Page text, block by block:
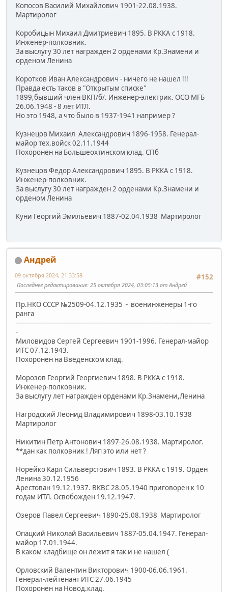
Копосов Василий Михайлович 1901-22.08.1938.
Мартиролог
Коробицын Михаил Дмитриевич 1895. В РККА с 1918.
Инженер-полковник.
За выслугу 30 лет награжден 2 орденами Кр.Знамени и
орденом Ленина
Коротков Иван Александрович - ничего не нашел !!!
Правда есть таков в "Открытым списке"
1899,бывший член ВКП/б/. Инженер-электрик. ОСО МГБ
26.06.1948 - 8 лет ИТЛ.
Но это 1948, а что было в 1937-1941 например ?
Кузнецов Михаил Александрович 1896-1958. Генерал-
майор тех.войск 02.11.1944
Похоронен на Большеохтинском клад. СПб
Кузнецов Федор Александрович 1895. В РККА с 1918.
Инженер-полковник.
За выслугу 30 лет награжден 2 орденами Кр.Знамени и
орденом Ленина
Куни Георгий Эмильевич 1887-02.04.1938 Мартиролог
Андрей
#152
09 октября 2024, 21:33:58
Последнее редактирование: 25 октября 2024, 03:05:13 от Андрей
Пр.НКО СССР №2509-04.12.1935 - военинженеры 1-го
ранга
------------------------------------------------------------------------------------------------
-
Миловидов Сергей Сергеевич 1901-1996. Генерал-майор
ИТС 07.12.1943.
Похоронен на Введенском клад.
Морозов Георгий Георгиевич 1898. В РККА с 1918.
Инженер-полковник.
За выслугу лет награжден орденами Кр.Знамени,Ленина
Нагродский Леонид Владимирович 1898-03.10.1938
Мартиролог
Никитин Петр Антонович 1897-26.08.1938. Мартиролог.
**дан как полковник ! Ляп это или нет ?
Норейко Карл Сильверстович 1893. В РККА с 1919. Орден
Ленина 30.12.1956
Арестован 19.12.1937. ВКВС 28.05.1940 приговорен к 10
годам ИТЛ. Освобожден 19.12.1947.
Озеров Павел Сергеевич 1890-25.08.1938 Мартиролог
Опацкий Николай Васильевич 1887-05.04.1947. Генерал-
майор 17.01.1944.
В каком кладбище он лежит я так и не нашел (
Орловский Валентин Викторович 1900-06.06.1961.
Генерал-лейтенант ИТС 27.06.1945
Похоронен на Новод.клад.